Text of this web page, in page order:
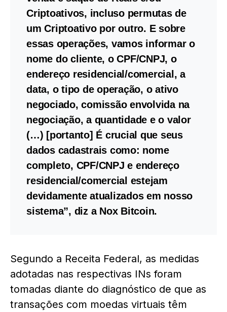
Criptoativos, incluso permutas de
um Criptoativo por outro. E sobre
essas operações, vamos informar o
nome do cliente, o CPF/CNPJ, o
endereço residencial/comercial, a
data, o tipo de operação, o ativo
negociado, comissão envolvida na
negociação, a quantidade e o valor
(…) [portanto] É crucial que seus
dados cadastrais como: nome
completo, CPF/CNPJ e endereço
residencial/comercial estejam
devidamente atualizados em nosso
sistema”, diz a Nox Bitcoin.
Segundo a Receita Federal, as medidas
adotadas nas respectivas INs foram
tomadas diante do diagnóstico de que as
transações com moedas virtuais têm